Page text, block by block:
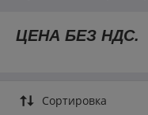
ЦЕНА БЕЗ НДС.
Сортировка